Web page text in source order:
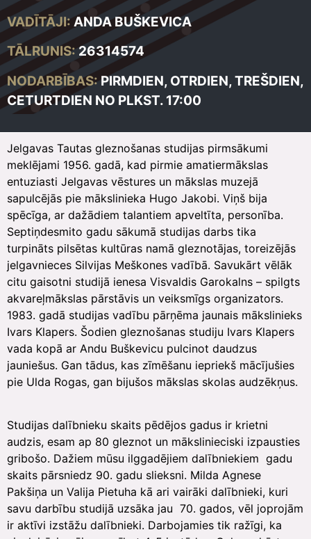
VADĪTĀJI:ANDA BUŠKEVICA
TĀLRUNIS:26314574
NODARBĪBAS:PIRMDIEN, OTRDIEN, TREŠDIEN,
CETURTDIEN NO PLKST. 17:00
Jelgavas Tautas gleznošanas studijas pirmsākumi
meklējami 1956. gadā, kad pirmie amatiermākslas
entuziasti Jelgavas vēstures un mākslas muzejā
sapulcējās pie mākslinieka Hugo Jakobi. Viņš bija
spēcīga, ar dažādiem talantiem apveltīta, personība.
Septiņdesmito gadu sākumā studijas darbs tika
turpināts pilsētas kultūras namā gleznotājas, toreizējās
jelgavnieces Silvijas Meškones vadībā. Savukārt vēlāk
citu gaisotni studijā ienesa Visvaldis Garokalns – spilgts
akvareļmākslas pārstāvis un veiksmīgs organizators.
1983. gadā studijas vadību pārņēma jaunais mākslinieks
Ivars Klapers. Šodien gleznošanas studiju Ivars Klapers
vada kopā ar Andu Buškevicu pulcinot daudzus
jauniešus. Gan tādus, kas zīmēšanu iepriekš mācījušies
pie Ulda Rogas, gan bijušos mākslas skolas audzēkņus.
Studijas dalībnieku skaits pēdējos gadus ir krietni
audzis, esam ap 80 gleznot un mākslinieciski izpausties
gribošo. Dažiem mūsu ilggadējiem dalībniekiem gadu
skaits pārsniedz 90. gadu slieksni. Milda Agnese
Pakšiņa un Valija Pietuha kā ari vairāki dalībnieki, kuri
savu darbību studijā uzsāka jau 70. gados, vēl joprojām
ir aktīvi izstāžu dalībnieki. Darbojamies tik ražīgi, ka